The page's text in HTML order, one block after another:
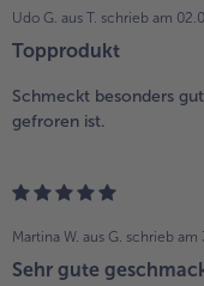
Udo G. aus T. schrieb am
Topprodukt
Schmeckt besonders
gefroren ist.
Martina W. aus G. schrieb am
Sehr gute